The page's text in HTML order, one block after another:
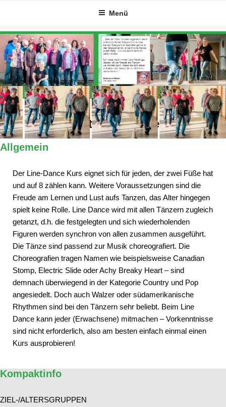
springen
Menü
Alles Wichtige auf einen Blick
Allgemein
Der Line-Dance Kurs eignet sich für jeden, der zwei Füße hat
und auf 8 zählen kann. Weitere Voraussetzungen sind die
Freude am Lernen und Lust aufs Tanzen, das Alter hingegen
spielt keine Rolle. Line Dance wird mit allen Tänzern zugleich
getanzt, d.h. die festgelegten und sich wiederholenden
Figuren werden synchron von allen zusammen ausgeführt.
Die Tänze sind passend zur Musik choreografiert. Die
Choreografien tragen Namen wie beispielsweise Canadian
Stomp, Electric Slide oder Achy Breaky Heart – sind
demnach überwiegend in der Kategorie Country und Pop
angesiedelt. Doch auch Walzer oder südamerikanische
Rhythmen sind bei den Tänzern sehr beliebt. Beim Line
Dance kann jeder (Erwachsene) mitmachen – Vorkenntnisse
sind nicht erforderlich, also am besten einfach einmal einen
Kurs ausprobieren!
Kompaktinfo
ZIEL-/ALTERSGRUPPEN